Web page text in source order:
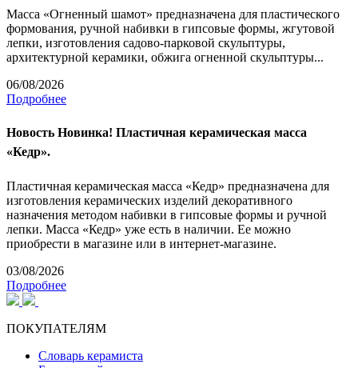
Масса «Огненный шамот» предназначена для пластического
формования, ручной набивки в гипсовые формы, жгутовой
лепки, изготовления садово-парковой скульптуры,
архитектурной керамики, обжига огненной скульптуры...
06/08/2026
Подробнее
Новость Новинка! Пластичная керамическая масса
«Кедр».
Пластичная керамическая масса «Кедр» предназначена для
изготовления керамических изделий декоративного
назначения методом набивки в гипсовые формы и ручной
лепки. Масса «Кедр» уже есть в наличии. Ее можно
приобрести в магазине или в интернет-магазине.
03/08/2026
Подробнее
ПОКУПАТЕЛЯМ
Словарь керамиста